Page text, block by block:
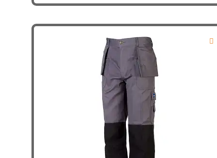
meerdere
Deze
optie
kan
gekozen
worden
op
productpagina